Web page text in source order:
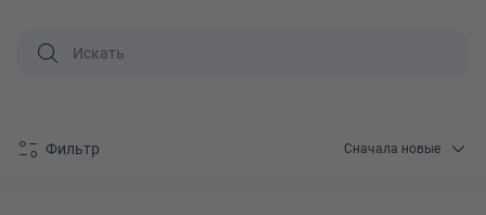
Фильтр Сначала новые